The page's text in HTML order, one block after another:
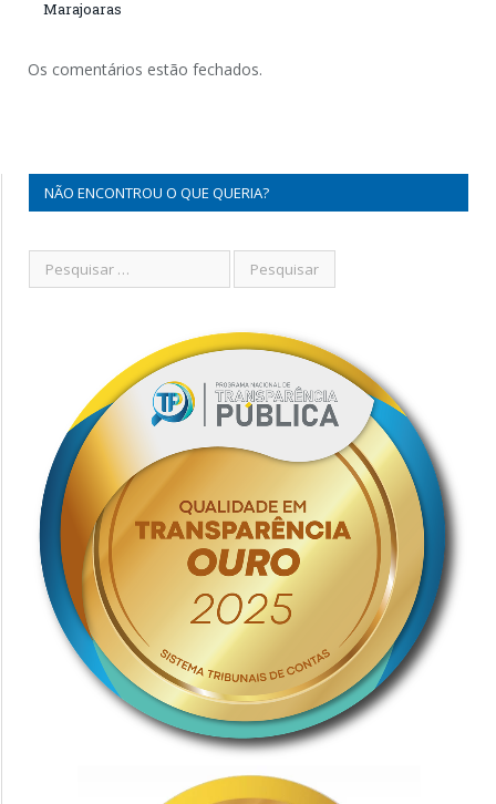
Marajoaras
Os comentários estão fechados.
NÃO ENCONTROU O QUE QUERIA?